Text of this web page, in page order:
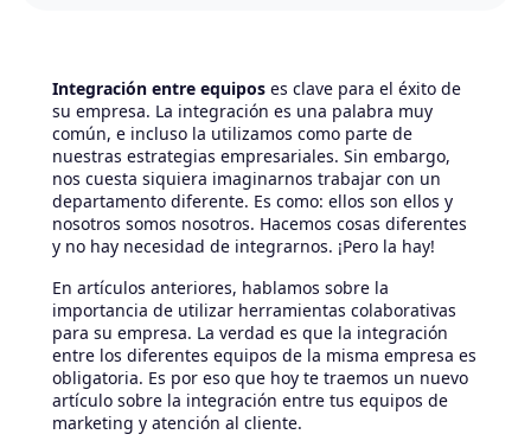
Integración entre equipos es clave para el éxito de
su empresa. La integración es una palabra muy
común, e incluso la utilizamos como parte de
nuestras estrategias empresariales. Sin embargo,
nos cuesta siquiera imaginarnos trabajar con un
departamento diferente. Es como: ellos son ellos y
nosotros somos nosotros. Hacemos cosas diferentes
y no hay necesidad de integrarnos. ¡Pero la hay!
En artículos anteriores, hablamos sobre la
importancia de utilizar herramientas colaborativas
para su empresa. La verdad es que la integración
entre los diferentes equipos de la misma empresa es
obligatoria. Es por eso que hoy te traemos un nuevo
artículo sobre la integración entre tus equipos de
marketing y atención al cliente.